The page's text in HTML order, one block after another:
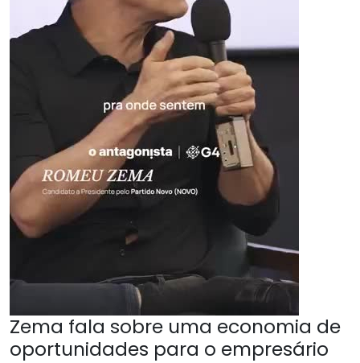
Zema fala sobre uma economia de
oportunidades para o empresário